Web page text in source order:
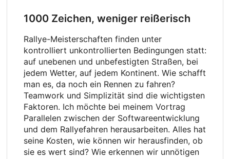
1000 Zeichen, weniger reißerisch
Rallye-Meisterschaften finden unter
kontrolliert unkontrollierten Bedingungen statt:
auf unebenen und unbefestigten Straßen, bei
jedem Wetter, auf jedem Kontinent. Wie schafft
man es, da noch ein Rennen zu fahren?
Teamwork und Simplizität sind die wichtigsten
Faktoren. Ich möchte bei meinem Vortrag
Parallelen zwischen der Softwareentwicklung
und dem Rallyefahren herausarbeiten. Alles hat
seine Kosten, wie können wir herausfinden, ob
sie es wert sind? Wie erkennen wir unnötigen